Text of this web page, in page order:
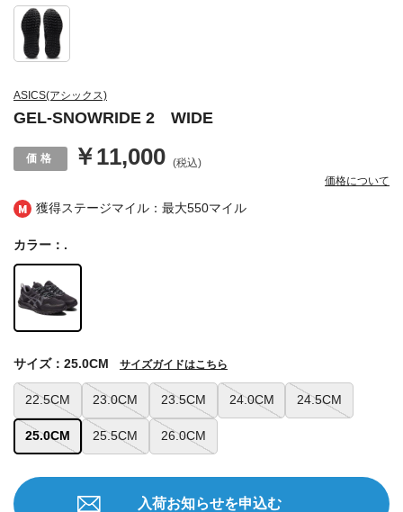
獲得ステージマイル：最大550マイル
ASICS(アシックス)
GEL-SNOWRIDE 2 WIDE
￥11,000 (税込)
価格について
カラー：.
22.5CM 23.0CM 23.5CM 24.0CM 24.5CM
25.0CM 25.5CM 26.0CM
サイズ：25.0CM サイズガイドはこちら
入荷お知らせを申込む